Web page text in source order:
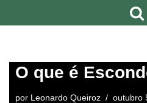
conteúdo
O que é
por Leonardo Queiroz outubro